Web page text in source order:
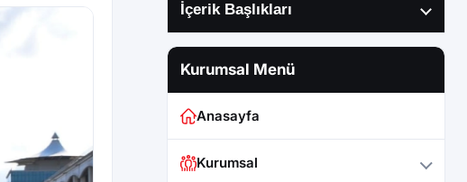
İçerik Başlıkları
Kurumsal Menü
Anasayfa
Kurumsal